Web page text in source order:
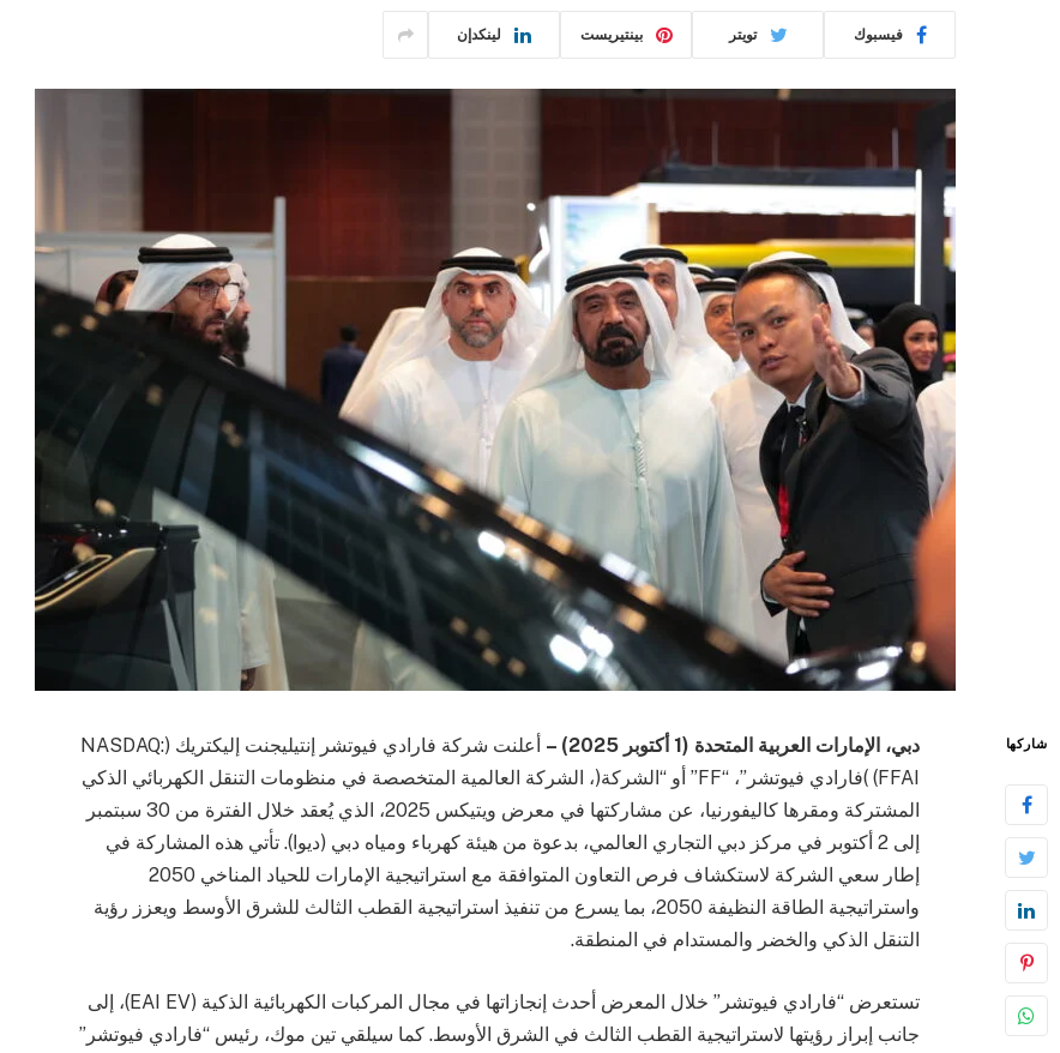
فيسبوك تويتر بينتيريست لينكدإن
شاركها دبي، الإمارات العربية المتحدة (1 أكتوبر 2025) –
أعلنت شركة فارادي فيوتشر إنتيليجنت إليكتريك (NASDAQ:
FFAI) )فارادي فيوتشر”، “FF” أو “الشركة(، الشركة العالمية المتخصصة في منظومات التنقل الكهربائي الذكي
المشتركة ومقرها كاليفورنيا، عن مشاركتها في معرض ويتيكس 2025، الذي يُعقد خلال الفترة من 30 سبتمبر
إلى 2 أكتوبر في مركز دبي التجاري العالمي، بدعوة من هيئة كهرباء ومياه دبي (ديوا). تأتي هذه المشاركة في
إطار سعي الشركة لاستكشاف فرص التعاون المتوافقة مع استراتيجية الإمارات للحياد المناخي 2050
واستراتيجية الطاقة النظيفة 2050، بما يسرع من تنفيذ استراتيجية القطب الثالث للشرق الأوسط ويعزز رؤية
التنقل الذكي والخضر والمستدام في المنطقة.
تستعرض “فارادي فيوتشر” خلال المعرض أحدث إنجازاتها في مجال المركبات الكهربائية الذكية (EAI EV)، إلى
جانب إبراز رؤيتها لاستراتيجية القطب الثالث في الشرق الأوسط. كما سيلقي تين موك، رئيس “فارادي فيوتشر”